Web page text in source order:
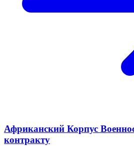
Африканский Корпус
контракту